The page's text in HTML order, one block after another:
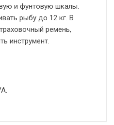
и фунтовую шкалы.
рыбу до 12 кг. В
ремень,
инструмент.